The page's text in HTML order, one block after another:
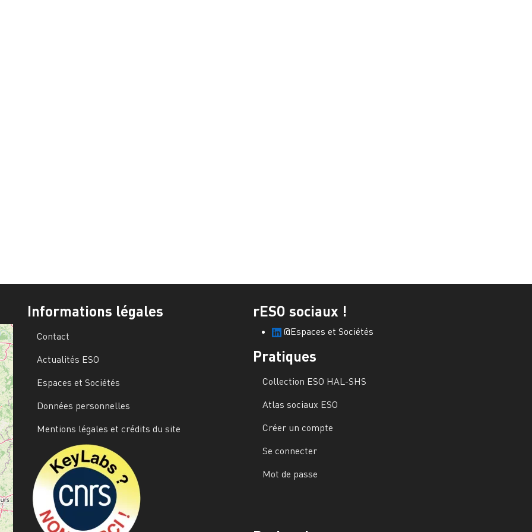
Informations légales
Contact
Actualités ESO
Espaces et Sociétés
Données personnelles
Mentions légales et crédits du site
rESO sociaux !
@Espaces et Sociétés
Pratiques
Collection ESO HAL-SHS
Atlas sociaux ESO
Créer un compte
Se connecter
Mot de passe